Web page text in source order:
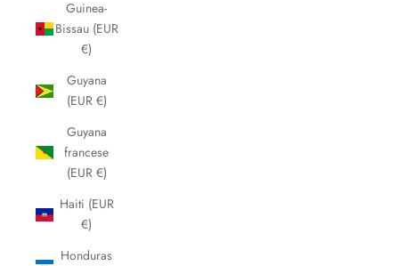
Guinea-
Bissau (EUR
€)
Guyana
(EUR €)
Guyana
francese
(EUR €)
Haiti (EUR
€)
Honduras